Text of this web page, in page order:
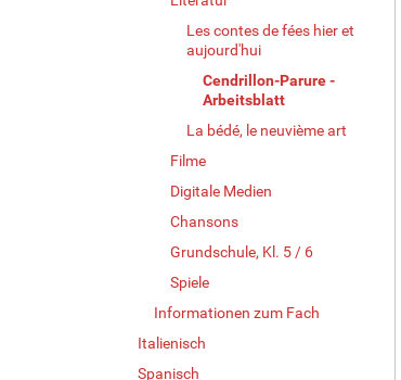
Les contes de fées hier et
aujourd'hui
Cendrillon-Parure -
Arbeitsblatt
La bédé, le neuvième art
Filme
Digitale Medien
Chansons
Grundschule, Kl. 5 / 6
Spiele
Informationen zum Fach
Italienisch
Spanisch